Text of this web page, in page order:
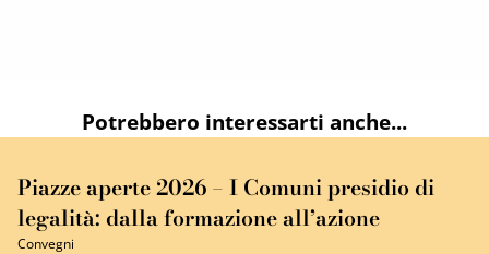
Potrebbero interessarti anche...
Piazze aperte 2026 – I Comuni presidio di
legalità: dalla formazione all’azione
Convegni